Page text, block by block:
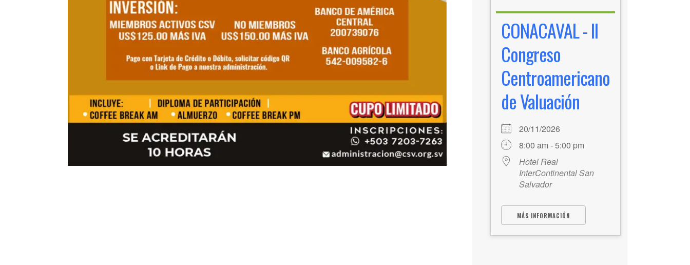
CONACAVAL - II
Congreso
Centroamericano
de Valuación
20/11/2026
8:00 am - 5:00 pm
Hotel Real
InterContinental San
Salvador
MÁS INFORMACIÓN